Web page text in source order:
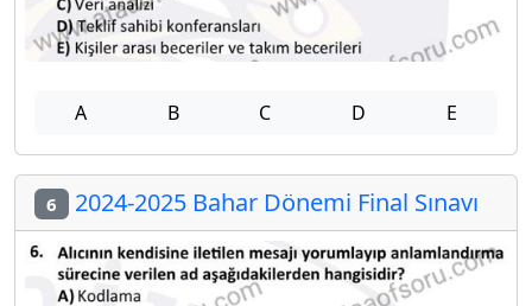
A B C D E
6 2024-2025 Bahar Dönemi Final Sınavı